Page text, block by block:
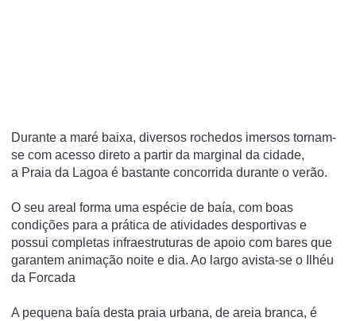
Durante a maré baixa, diversos rochedos imersos tornam-
se com acesso direto a partir da marginal da cidade,
a Praia da Lagoa é bastante concorrida durante o verão.
O seu areal forma uma espécie de baía, com boas
condições para a prática de atividades desportivas e
possui completas infraestruturas de apoio com bares que
garantem animação noite e dia. Ao largo avista-se o Ilhéu
da Forcada
A pequena baía desta praia urbana, de areia branca, é